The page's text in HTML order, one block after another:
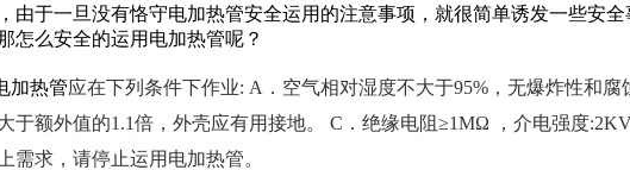
由于一旦没有恪守电加热管安全运用的注意事项，就很简单诱发一些安
怎么安全的运用电加热管呢？
加热管应在下列条件下作业: A．空气相对湿度不大于95%，无爆炸性和腐
于额外值的1.1倍，外壳应有用接地。 C．绝缘电阻≥1MΩ ，介电强度
需求，请停止运用电加热管。